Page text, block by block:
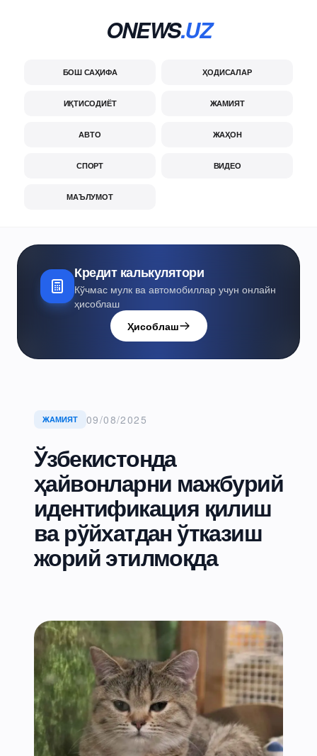
ONEWS.UZ
БОШ САҲИФА ҲОДИСАЛАР
ИҚТИСОДИЁТ ЖАМИЯТ
АВТО ЖАҲОН
СПОРТ ВИДЕО
МАЪЛУМОТ
Кредит калькулятори
Кўчмас мулк ва автомобиллар учун онлайн
ҳисоблаш
Ҳисоблаш
ЖАМИЯТ 09/08/2025
Ўзбекистонда
ҳайвонларни мажбурий
идентификация қилиш
ва рўйхатдан ўтказиш
жорий этилмоқда